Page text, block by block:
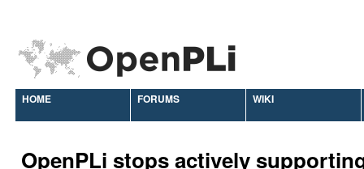
HOME FORUMS WIKI
OpenPLi stops actively